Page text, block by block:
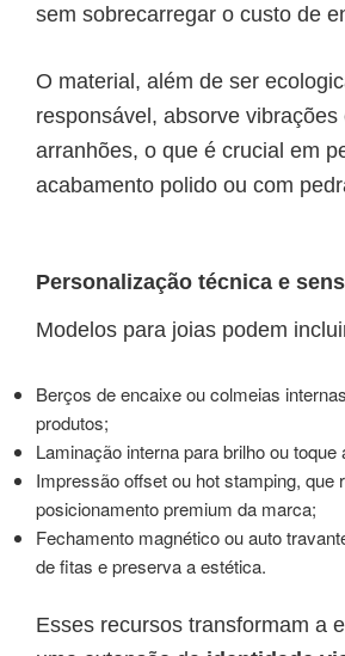
sem sobrecarregar o custo de
O material, além de ser
responsável, absorve vibrações
arranhões, o que é crucial em
acabamento polido ou com
Personalização técnica e
Modelos para joias podem
Berços de encaixe ou colmeias
produtos;
Laminação interna para brilho ou toque
Impressão offset ou hot stamping, que
posicionamento premium da marca;
Fechamento magnético ou auto
de fitas e preserva a estética.
Esses recursos transformam a